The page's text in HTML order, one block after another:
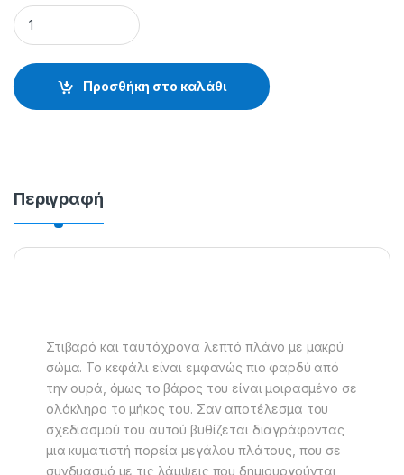
LONG BODY JIG - 26.22.33.181 quantity
Προσθήκη στο καλάθι
Περιγραφή
Στιβαρό και ταυτόχρονα λεπτό πλάνο με μακρύ
σώμα. Το κεφάλι είναι εμφανώς πιο φαρδύ από
την ουρά, όμως το βάρος του είναι μοιρασμένο σε
ολόκληρο το μήκος του. Σαν αποτέλεσμα του
σχεδιασμού του αυτού βυθίζεται διαγράφοντας
μια κυματιστή πορεία μεγάλου πλάτους, που σε
συνδυασμό με τις λάμψεις που δημιουργούνται